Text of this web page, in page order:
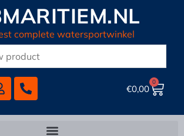
complete watersportwinkel
€0,00
0